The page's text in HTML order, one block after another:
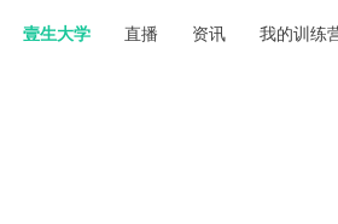
壹生大学 直播 资讯 我的训练